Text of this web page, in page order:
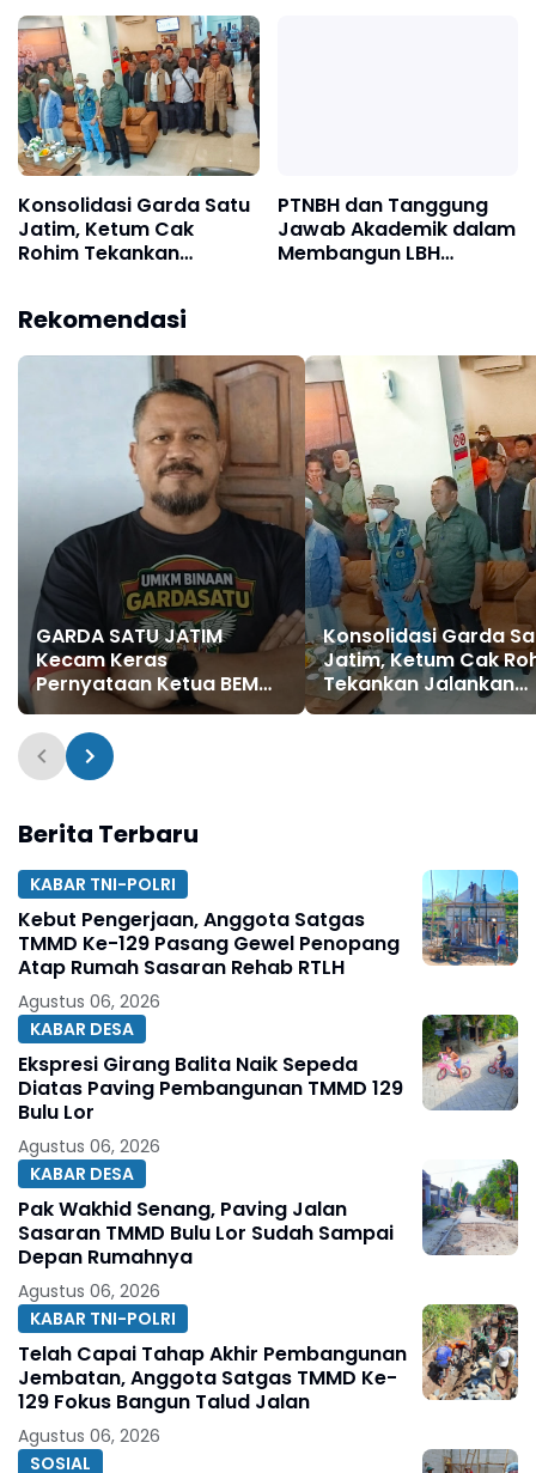
Konsolidasi Garda Satu
Jatim, Ketum Cak
Rohim Tekankan
Kharimah
PTNBH dan Tanggung
Jawab Akademik dalam
Membangun LBH
Rekomendasi
GARDA SATU JATIM
Kecam Keras
Pernyataan Ketua BEM
UGM Soal MBG: “Ini Bukan
Kritik, Ini Tuduhan”
Konsolidasi Garda
Jatim, Ketum Cak
Tekankan Jalankan
Organisasi dengan
Berita Terbaru
KABAR TNI-POLRI
Kebut Pengerjaan, Anggota Satgas
TMMD Ke-129 Pasang Gewel Penopang
Atap Rumah Sasaran Rehab RTLH
Agustus 06, 2026
KABAR DESA
Ekspresi Girang Balita Naik Sepeda
Diatas Paving Pembangunan TMMD 129
Bulu Lor
Agustus 06, 2026
KABAR DESA
Pak Wakhid Senang, Paving Jalan
Sasaran TMMD Bulu Lor Sudah Sampai
Depan Rumahnya
Agustus 06, 2026
KABAR TNI-POLRI
Telah Capai Tahap Akhir Pembangunan
Jembatan, Anggota Satgas TMMD Ke-
129 Fokus Bangun Talud Jalan
Agustus 06, 2026
SOSIAL